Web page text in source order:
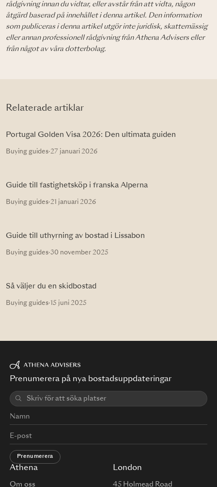
rådgivning innan du vidtar, eller avstår från att vidta, någon
åtgärd baserad på innehållet i denna artikel. Den information
som publiceras i denna artikel utgör inte juridisk, skattemässig
eller annan professionell rådgivning från Athena Advisers eller
från något av våra dotterbolag.
Relaterade artiklar
Portugal Golden Visa 2026: Den ultimata guiden
Buying guides·27 januari 2026
Guide till fastighetsköp i franska Alperna
Buying guides·21 januari 2026
Guide till uthyrning av bostad i Lissabon
Buying guides·30 november 2025
Så väljer du en skidbostad
Buying guides·15 juni 2025
Athena
Om oss
London
45 Holmead Road
Prenumerera på nya bostadsuppdateringar
Prenumerera